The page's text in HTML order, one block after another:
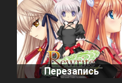
Перезапись